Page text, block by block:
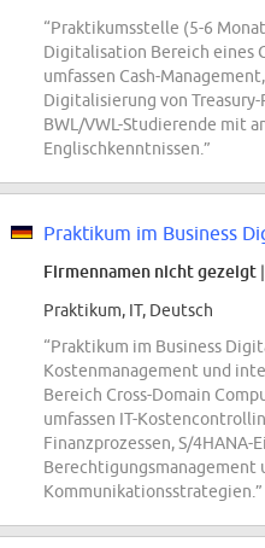
“Praktikumsstelle (5-6
Digitalisation Bereich eines
umfassen Cash-
Digitalisierung von
BWL/VWL-Studierende mit
Englischkenntnissen.”
Firmennamen nicht gezeigt
Praktikum, IT, Deutsch
“Praktikum im Business
Kostenmanagement und
Bereich Cross-Domain
umfassen IT-
Finanzprozessen, S/4HANA-
Kommunikationsstrategien.”